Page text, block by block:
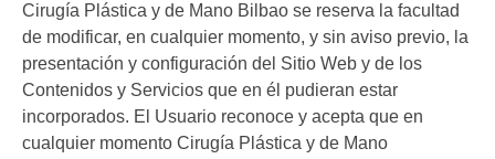
Cirugía Plástica y de Mano Bilbao se reserva la facultad
de modificar, en cualquier momento, y sin aviso previo, la
presentación y configuración del Sitio Web y de los
Contenidos y Servicios que en él pudieran estar
incorporados. El Usuario reconoce y acepta que en
cualquier momento Cirugía Plástica y de Mano